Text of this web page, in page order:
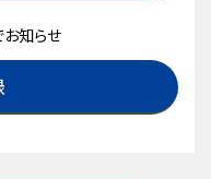
知らせ